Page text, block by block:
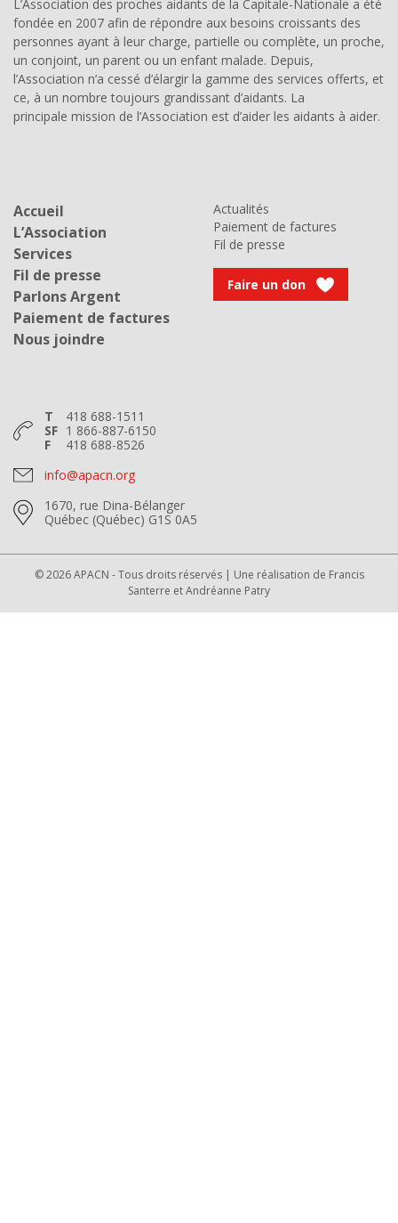
L’Association des proches aidants de la Capitale-Nationale a été
fondée en 2007 afin de répondre aux besoins croissants des
personnes ayant à leur charge, partielle ou complète, un proche,
un conjoint, un parent ou un enfant malade. Depuis,
l’Association n’a cessé d’élargir la gamme des services offerts, et
ce, à un nombre toujours grandissant d’aidants. La
principale mission de l’Association est d’aider les aidants à aider.
Accueil
L’Association
Services
Fil de presse
Parlons Argent
Paiement de factures
Nous joindre
Actualités
Paiement de factures
Fil de presse
Faire un don
T
418 688-1511
SF 1 866-887-6150
F
418 688-8526
info@apacn.org
1670, rue Dina-Bélanger
Québec (Québec) G1S 0A5
© 2026 APACN - Tous droits réservés | Une réalisation de Francis
Santerre etAndréanne Patry